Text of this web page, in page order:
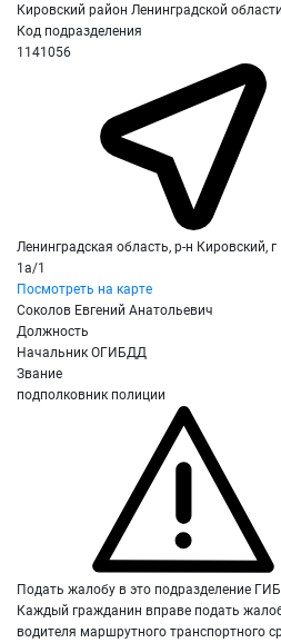
Кировский район Ленинградской области
Код подразделения
1141056
Ленинградская область, р-н Кировский,
1а/1
Посмотреть на карте
Соколов Евгений Анатольевич
Должность
Начальник ОГИБДД
Звание
подполковник полиции
Подать жалобу в это подразделение
Каждый гражданин вправе подать
водителя маршрутного транспортного